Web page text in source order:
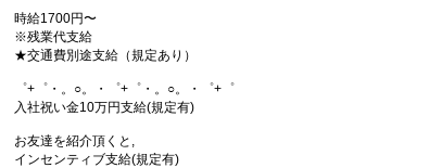
時給1700円〜
※残業代支給
★交通費別途支給（規定あり）
゜+゜・。○。・゜+゜・。○。・゜+゜
入社祝い金10万円支給(規定有)
お友達を紹介頂くと,
インセンティブ支給(規定有)